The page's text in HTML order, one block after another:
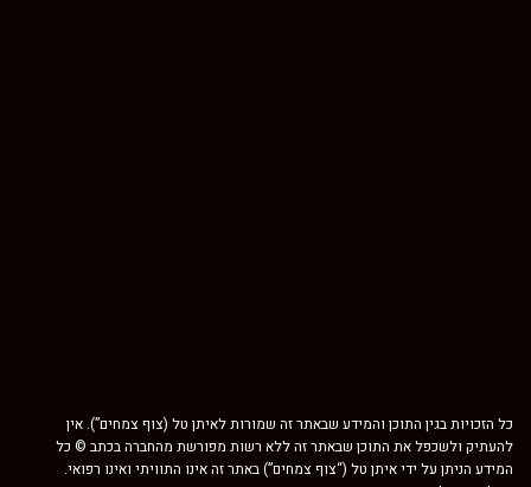
כל הזכויות בגין התוכן והמידע שבאתר זה שמורות לאיתן טל (צוף צמחים”). אין
להעתיק ולשכפל את התוכן שבאתר זה ללא רשות מפורשת מהחברה בכתב © כל
המידע הניתן על ידי איתן טל (“צוף צמחים”) באתר זה אינו התוויתי ואינו רפואי.